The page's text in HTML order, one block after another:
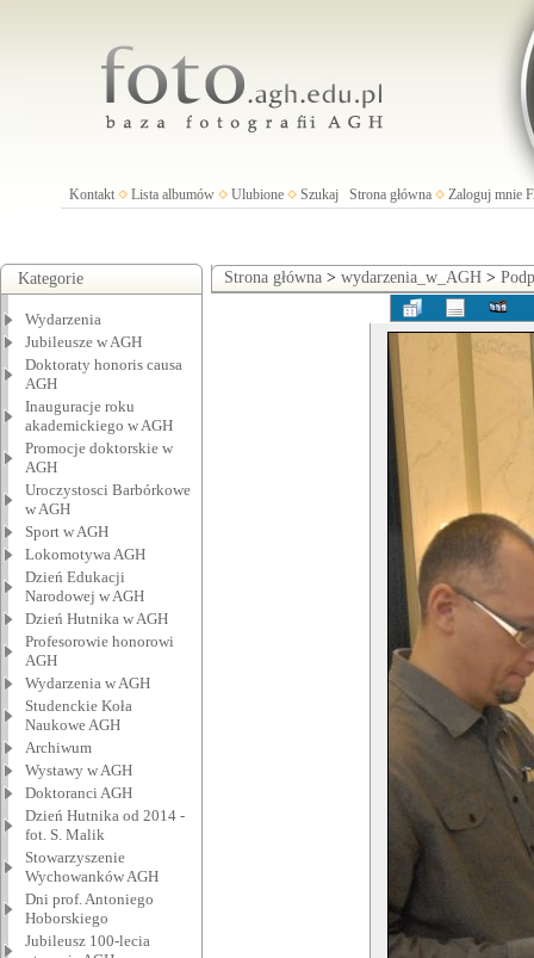
Kontakt Lista albumów Ulubione Szukaj Strona główna Zaloguj mnie
Kategorie
Wydarzenia
Jubileusze w AGH
Doktoraty honoris causa
AGH
Inauguracje roku
akademickiego w AGH
Promocje doktorskie w
AGH
Uroczystosci Barbórkowe
w AGH
Sport w AGH
Lokomotywa AGH
Dzień Edukacji
Narodowej w AGH
Dzień Hutnika w AGH
Profesorowie honorowi
AGH
Wydarzenia w AGH
Studenckie Koła
Naukowe AGH
Archiwum
Wystawy w AGH
Doktoranci AGH
Dzień Hutnika od 2014 -
fot. S. Malik
Stowarzyszenie
Wychowanków AGH
Dni prof. Antoniego
Hoborskiego
Jubileusz 100-lecia
Strona główna > wydarzenia_w_AGH >